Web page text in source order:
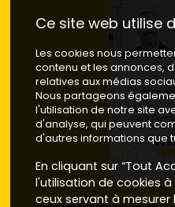
Ce site web utilise
Les cookies nous
contenu et les annonces,
relatives aux médias
Nous partageons
l'utilisation de notre site
d'analyse, qui peuvent
d'autres informations que
En cliquant sur “Tout
l'utilisation de cookies
ceux servant à mesurer